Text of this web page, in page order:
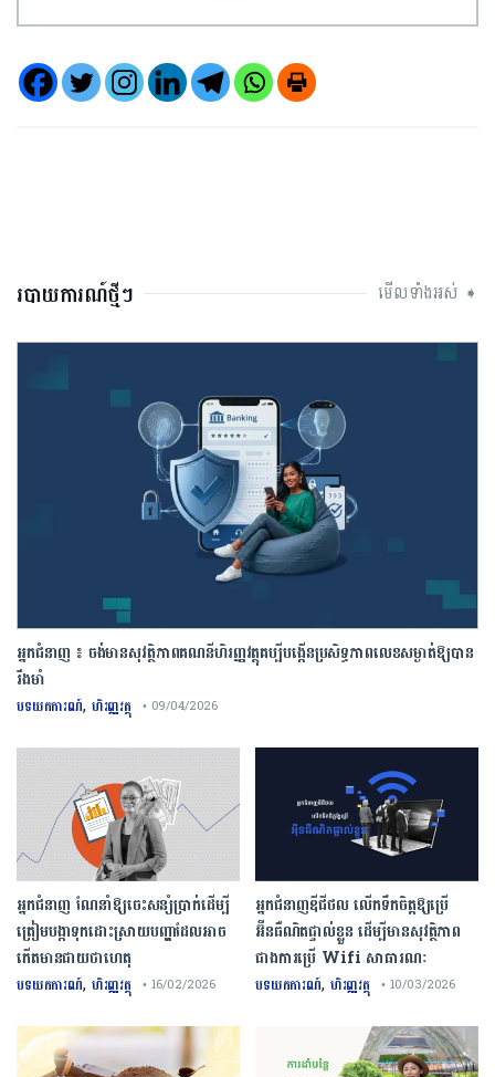
របាយការណ៍ថ្មីៗ មើលទាំងអស់ ➧
អ្នកជំនាញ ៖ ចង់មានសុវត្ថិភាពគណនីហិរញ្ញវត្ថុគប្បីបង្កើនប្រសិទ្ធភាពលេខសម្ងាត់ឱ្យបាន
រឹងមាំ
បទយកការណ៍, ហិរញ្ញវត្ថុ • 09/04/2026
អ្នកជំនាញឌីជីថល លើកទឹកចិត្តឱ្យប្រើ
អ៊ីនធឺណិតផ្ទាល់ខ្លួន ដើម្បីមានសុវត្ថិភាព
ជាងការប្រើ Wifi​ សាធារណៈ
បទយកការណ៍, ហិរញ្ញវត្ថុ • 10/03/2026
អ្នកជំនាញ ណែនាំឱ្យចេះសន្សំប្រាក់ដើម្បី
ត្រៀមបង្កាទុកដោះស្រាយបញ្ហាដែលអាច
កើតមានជាយថាហេតុ
បទយកការណ៍, ហិរញ្ញវត្ថុ • 16/02/2026